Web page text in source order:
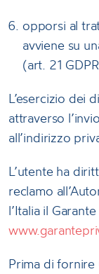
opporsi al
avviene su
(art. 21
L’esercizio dei
attraverso
all’indirizzo
L’utente ha
reclamo
l’Italia il
Prima di